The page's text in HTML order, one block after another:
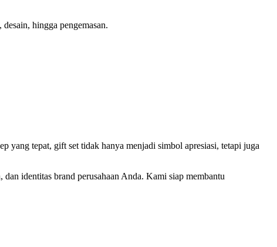
hingga pengemasan.
yang tepat, gift set tidak hanya menjadi simbol apresiasi, tetapi juga
identitas brand perusahaan Anda. Kami siap membantu